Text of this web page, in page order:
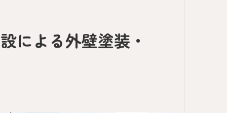
による外壁塗装・